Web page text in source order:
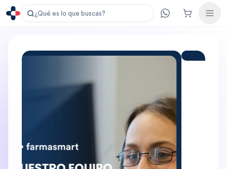
¿Qué es lo que buscas?